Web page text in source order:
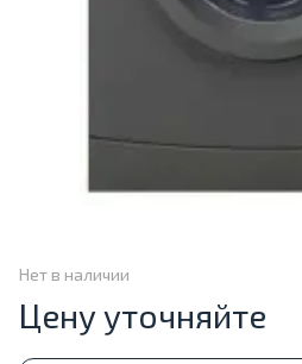
Нет в наличии
Цену уточняйте